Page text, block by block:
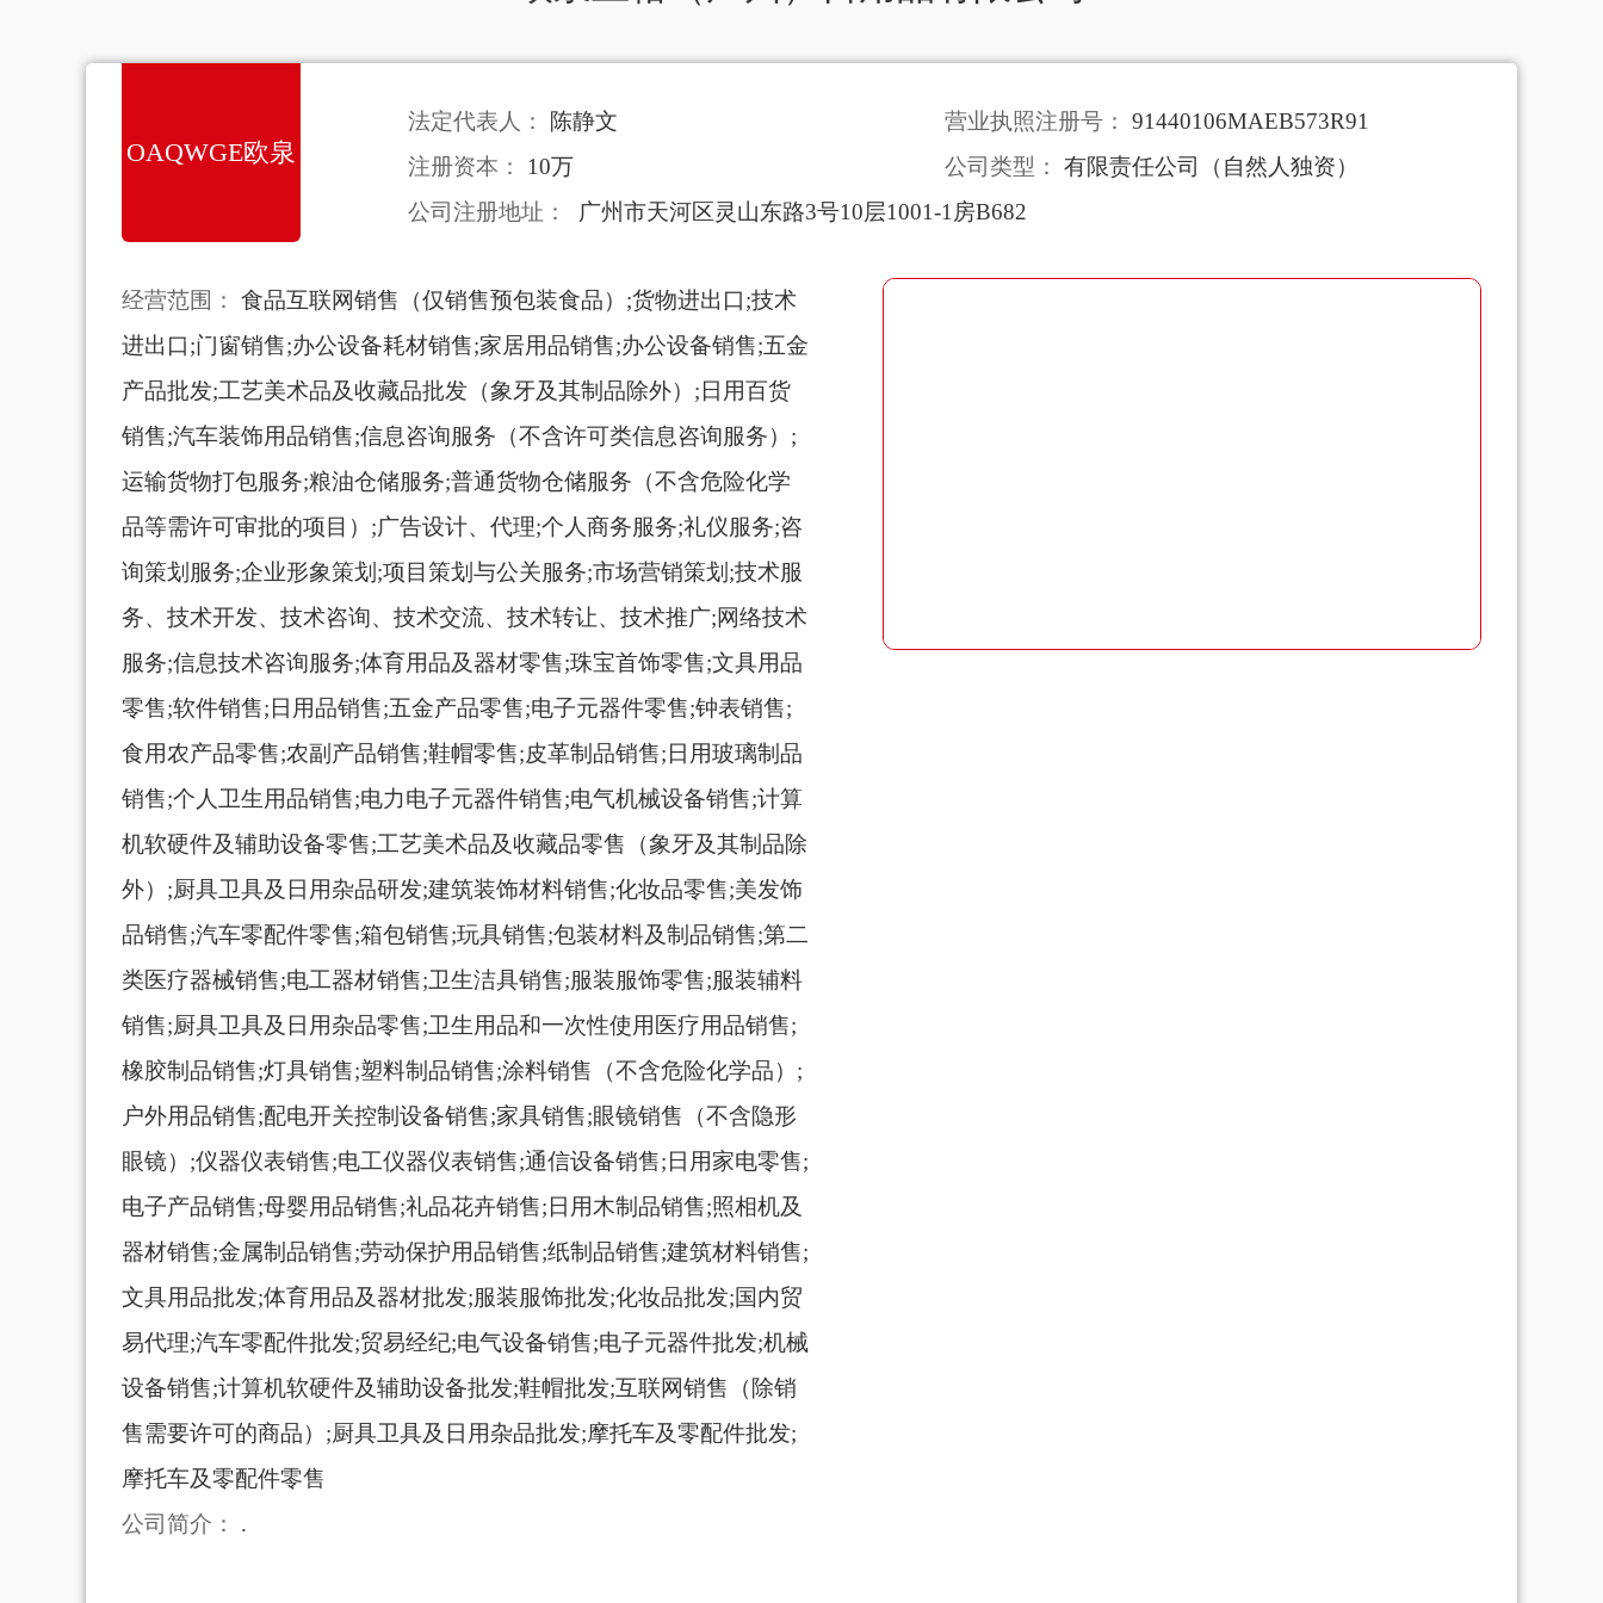
OAQWGE欧泉
卫格
法定代表人： 陈静文 营业执照注册号：
91440106MAEB573R91
注册资本：
10万 公司类型：
有限责任公司（自然人独资）
公司注册地址：
广州市天河区灵山东路3号10层1001-1房B682
经营范围：
食品互联网销售（仅销售预包装食品）;货物进出口;技术
进出口;门窗销售;办公设备耗材销售;家居用品销售;办公设备销售;五金
产品批发;工艺美术品及收藏品批发（象牙及其制品除外）;日用百货
销售;汽车装饰用品销售;信息咨询服务（不含许可类信息咨询服务）;
运输货物打包服务;粮油仓储服务;普通货物仓储服务（不含危险化学
品等需许可审批的项目）;广告设计、代理;个人商务服务;礼仪服务;咨
询策划服务;企业形象策划;项目策划与公关服务;市场营销策划;技术服
务、技术开发、技术咨询、技术交流、技术转让、技术推广;网络技术
服务;信息技术咨询服务;体育用品及器材零售;珠宝首饰零售;文具用品
零售;软件销售;日用品销售;五金产品零售;电子元器件零售;钟表销售;
食用农产品零售;农副产品销售;鞋帽零售;皮革制品销售;日用玻璃制品
销售;个人卫生用品销售;电力电子元器件销售;电气机械设备销售;计算
机软硬件及辅助设备零售;工艺美术品及收藏品零售（象牙及其制品除
外）;厨具卫具及日用杂品研发;建筑装饰材料销售;化妆品零售;美发饰
品销售;汽车零配件零售;箱包销售;玩具销售;包装材料及制品销售;第二
类医疗器械销售;电工器材销售;卫生洁具销售;服装服饰零售;服装辅料
销售;厨具卫具及日用杂品零售;卫生用品和一次性使用医疗用品销售;
橡胶制品销售;灯具销售;塑料制品销售;涂料销售（不含危险化学品）;
户外用品销售;配电开关控制设备销售;家具销售;眼镜销售（不含隐形
眼镜）;仪器仪表销售;电工仪器仪表销售;通信设备销售;日用家电零售;
电子产品销售;母婴用品销售;礼品花卉销售;日用木制品销售;照相机及
器材销售;金属制品销售;劳动保护用品销售;纸制品销售;建筑材料销售;
文具用品批发;体育用品及器材批发;服装服饰批发;化妆品批发;国内贸
易代理;汽车零配件批发;贸易经纪;电气设备销售;电子元器件批发;机械
设备销售;计算机软硬件及辅助设备批发;鞋帽批发;互联网销售（除销
售需要许可的商品）;厨具卫具及日用杂品批发;摩托车及零配件批发;
摩托车及零配件零售
公司简介：
.